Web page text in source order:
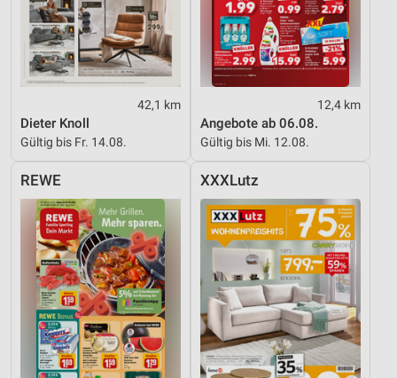
42,1 km
Dieter Knoll
Gültig bis Fr. 14.08.
12,4 km
Angebote ab 06.08.
Gültig bis Mi. 12.08.
REWE XXXLutz